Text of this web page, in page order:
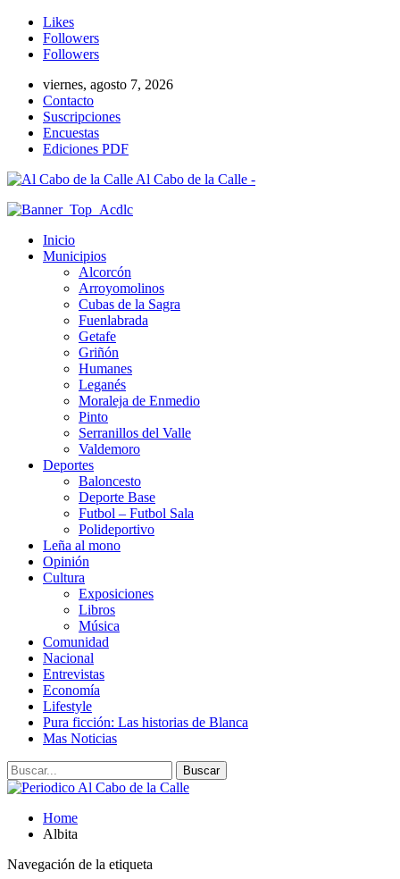
Likes
Followers
Followers
viernes, agosto 7, 2026
Contacto
Suscripciones
Encuestas
Ediciones PDF
Al Cabo de la Calle -
Inicio
Municipios
Alcorcón
Arroyomolinos
Cubas de la Sagra
Fuenlabrada
Getafe
Griñón
Humanes
Leganés
Moraleja de Enmedio
Pinto
Serranillos del Valle
Valdemoro
Deportes
Baloncesto
Deporte Base
Futbol – Futbol Sala
Polideportivo
Leña al mono
Opinión
Cultura
Exposiciones
Libros
Música
Comunidad
Nacional
Entrevistas
Economía
Lifestyle
Pura ficción: Las historias de Blanca
Mas Noticias
Home
Albita
Navegación de la etiqueta